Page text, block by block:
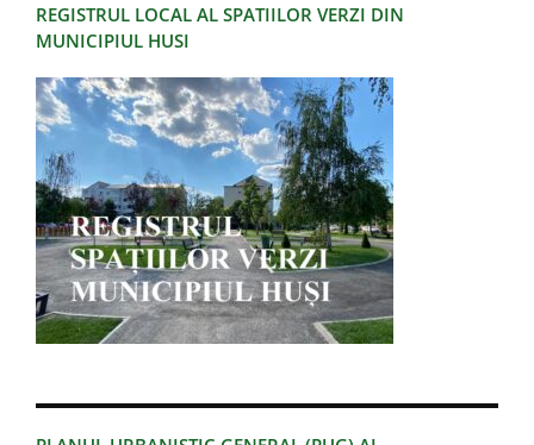
REGISTRUL LOCAL AL SPATIILOR VERZI DIN
MUNICIPIUL HUSI